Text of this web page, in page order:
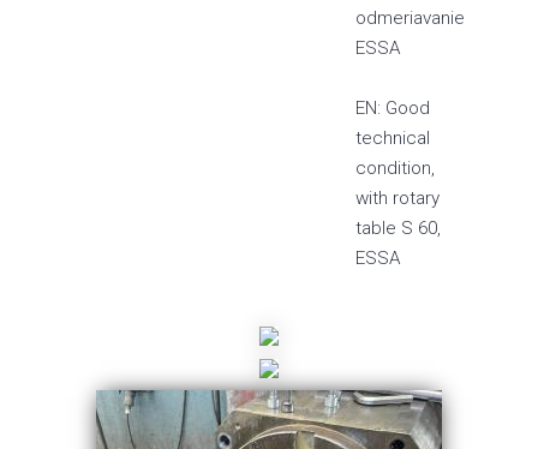
odmeriavanie
ESSA
EN: Good
technical
condition,
with rotary
table S 60,
ESSA